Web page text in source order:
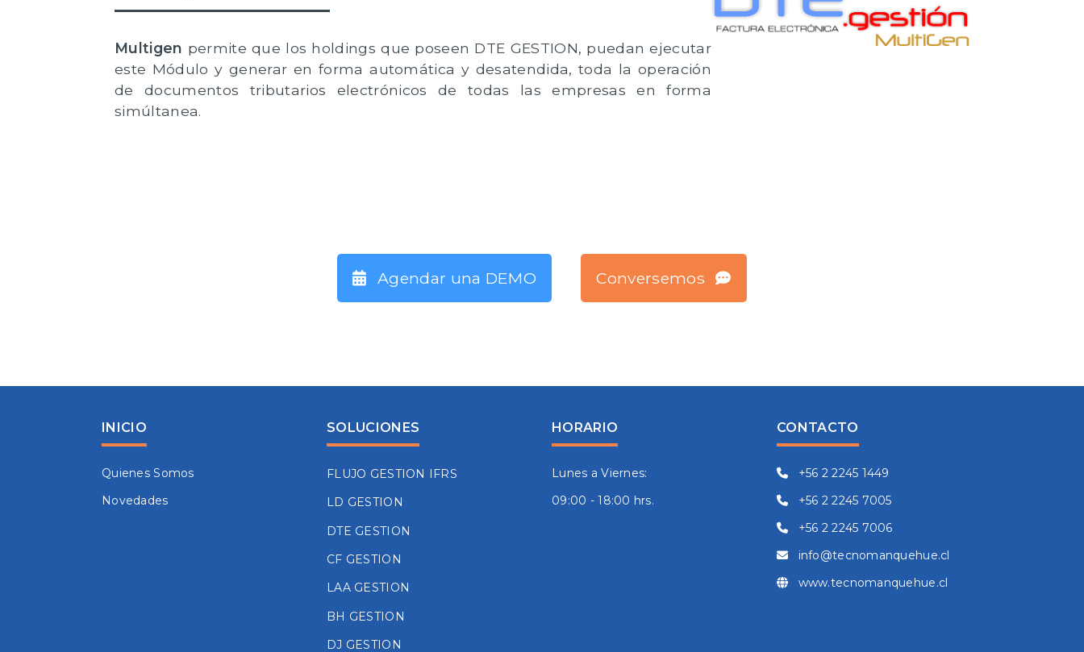
Multigen permite que los holdings que poseen DTE GESTION, puedan ejecutar
este Módulo y generar en forma automática y desatendida, toda la operación
de documentos tributarios electrónicos de todas las empresas en forma
simúltanea.
Agendar una DEMO Conversemos
INICIO
Quienes Somos
Novedades
SOLUCIONES
FLUJO GESTION IFRS
LD GESTION
DTE GESTION
CF GESTION
LAA GESTION
BH GESTION
DJ GESTION
HORARIO
Lunes a Viernes:
09:00 - 18:00 hrs.
CONTACTO
+56 2 2245 1449
+56 2 2245 7005
+56 2 2245 7006
info@tecnomanquehue.cl
www.tecnomanquehue.cl